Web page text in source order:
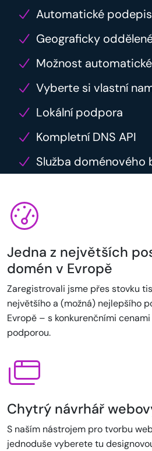
Automatické
Geograficky
Možnost
Vyberte si vlastní
Lokální podpora
Kompletní DNS API
Služba doménového
Jedna z největších
domén v Evropě
Zaregistrovali jsme přes stovku
největšího a (možná) nejlepšího
Evropě – s konkurenčními
podporou.
Chytrý návrhář
S naším nástrojem pro tvorbu
jednoduše vyberete tu